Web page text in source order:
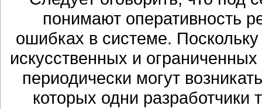
понимают оперативность
ошибках в системе.
искусственных и
периодически могут
которых одни разработчики